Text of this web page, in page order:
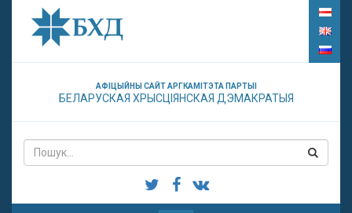
АФІЦЫЙНЫ САЙТ АРГКАМІТЭТА ПАРТЫІ
БЕЛАРУСКАЯ ХРЫСЦІЯНСКАЯ ДЭМАКРАТЫЯ